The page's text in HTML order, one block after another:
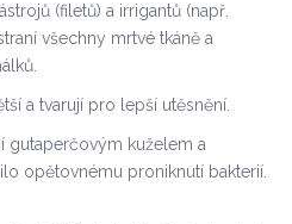
(filetů) a irrigantů (např.
všechny mrtvé tkáně a
a tvarují pro lepší utěsnění.
gutaperčovým kuželem a
opětovnému proniknutí bakterií.